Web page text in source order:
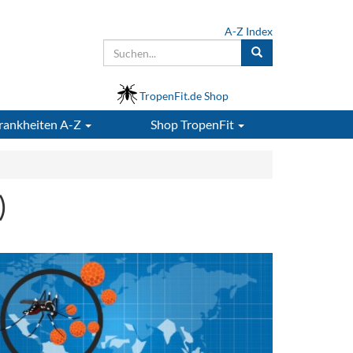
A-Z Index
TropenFit.de Shop
A-Z ShopTropenFit